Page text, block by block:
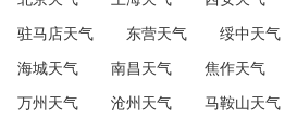
驻马店天气 东营天气 绥中天气
海城天气 南昌天气 焦作天气
万州天气 沧州天气 马鞍山天气